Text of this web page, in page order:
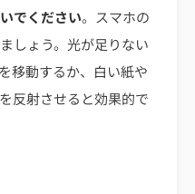
でください。スマホの
しょう。光が足りない
移動するか、白い紙や
反射させると効果的で